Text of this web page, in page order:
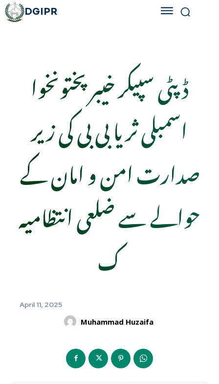
DGIPR
ڈپٹی سپیکر خیبرپختونخوا
اسمبلی ثریا بی بی کی زیر
صدارت امن و امان کے
حوالے سے ضلعی انتظامیہ
ک
April 11, 2025
Muhammad Huzaifa